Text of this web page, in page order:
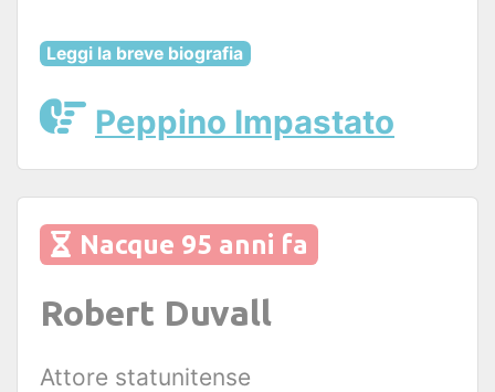
Leggi la breve biografia
Peppino Impastato
Nacque 95 anni fa
Robert Duvall
Attore statunitense